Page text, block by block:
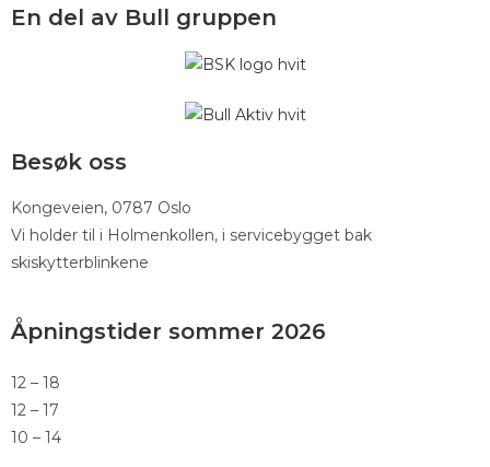
En del av Bull gruppen
Besøk oss
Kongeveien, 0787 Oslo
Vi holder til i Holmenkollen, i servicebygget bak
skiskytterblinkene
Åpningstider sommer 2026
12 – 18
12 – 17
10 – 14